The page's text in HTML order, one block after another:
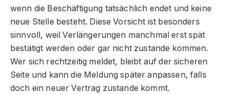
wenn die Beschäftigung tatsächlich endet und keine
neue Stelle besteht. Diese Vorsicht ist besonders
sinnvoll, weil Verlängerungen manchmal erst spät
bestätigt werden oder gar nicht zustande kommen.
Wer sich rechtzeitig meldet, bleibt auf der sicheren
Seite und kann die Meldung später anpassen, falls
doch ein neuer Vertrag zustande kommt.